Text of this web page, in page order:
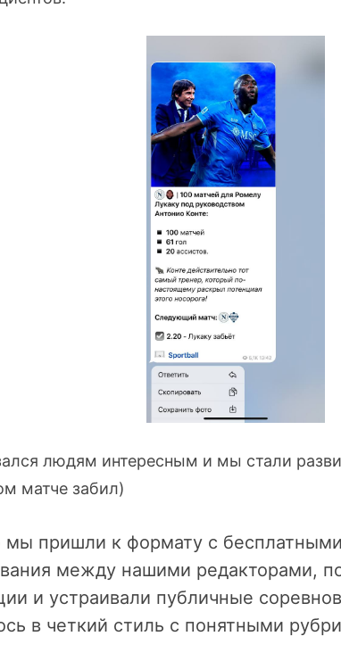
людям интересным и мы стали
матче забил)
пришли к формату с бесплатными
между нашими редакторами,
и устраивали публичные
в четкий стиль с понятными